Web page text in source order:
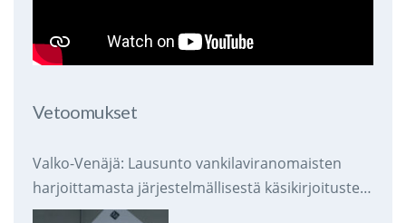
Vetoomukset
Valko-Venäjä: Lausunto vankilaviranomaisten
harjoittamasta järjestelmällisestä käsikirjoitusten
takavarikoinnista ja tuhoamisesta